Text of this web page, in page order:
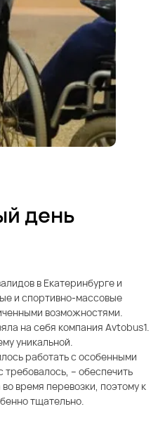
день
в Екатеринбурге и
и спортивно-массовые
возможностями.
на себя компания Avtobus1.
уникальной.
работать с особенными
– обеспечить
время перевозки, поэтому к
тщательно.